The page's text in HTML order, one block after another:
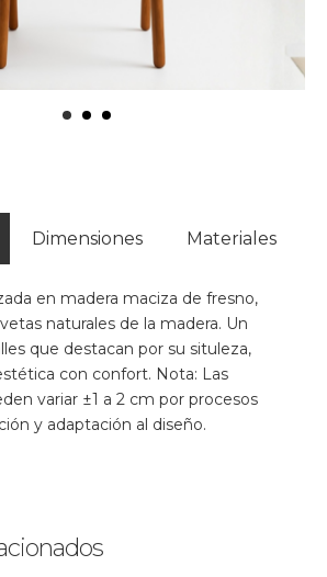
Dimensiones Materiales
en madera maciza de fresno,
naturales de la madera. Un
que destacan por su situleza,
con confort. Nota: Las
variar ±1 a 2 cm por procesos
y adaptación al diseño.